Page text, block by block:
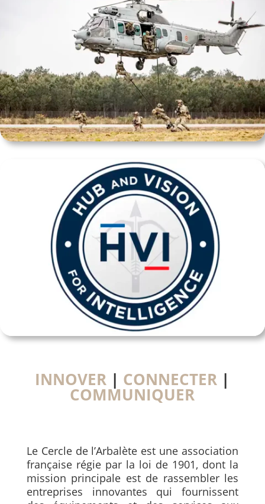
INNOVER | CONNECTER |
COMMUNIQUER
Le Cercle de l’Arbalète est une association
française régie par la loi de 1901, dont la
mission principale est de rassembler les
entreprises innovantes qui fournissent